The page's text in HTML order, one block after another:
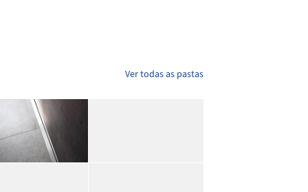
Ver todas as pastas